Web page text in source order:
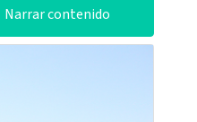
Narrar contenido